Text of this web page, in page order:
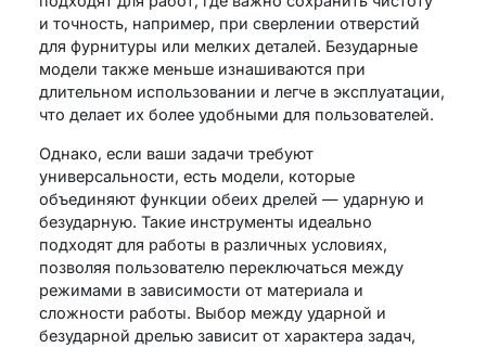
и точность, например, при сверлении отверстий
для фурнитуры или мелких деталей. Безударные
модели также меньше изнашиваются при
длительном использовании и легче в эксплуатации,
что делает их более удобными для пользователей.
Однако, если ваши задачи требуют
универсальности, есть модели, которые
объединяют функции обеих дрелей — ударную и
безударную. Такие инструменты идеально
подходят для работы в различных условиях,
позволяя пользователю переключаться между
режимами в зависимости от материала и
сложности работы. Выбор между ударной и
безударной дрелью зависит от характера задач,